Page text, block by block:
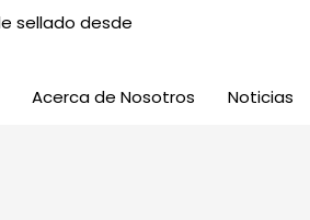
sellado desde
Acerca de Nosotros Noticias